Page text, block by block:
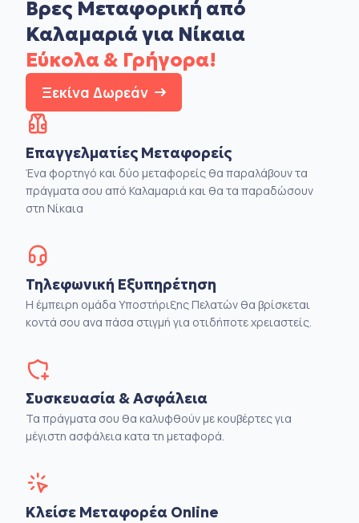
Βρες Μεταφορική από
Καλαμαριά για Νίκαια
Εύκολα & Γρήγορα!
Ξεκίνα Δωρεάν
Επαγγελματίες Μεταφορείς
Ένα φορτηγό και δύο μεταφορείς θα παραλάβουν τα
πράγματα σου από Καλαμαριά και θα τα παραδώσουν
στη Νίκαια
Τηλεφωνική Εξυπηρέτηση
Η έμπειρη ομάδα Υποστήριξης Πελατών θα βρίσκεται
κοντά σου ανα πάσα στιγμή για οτιδήποτε χρειαστείς.
Συσκευασία & Ασφάλεια
Τα πράγματα σου θα καλυφθούν με κουβέρτες για
μέγιστη ασφάλεια κατα τη μεταφορά.
Κλείσε Μεταφορέα Online